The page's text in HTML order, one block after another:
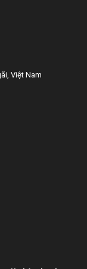
tư trong lĩnh
Bộ trưởng Bộ Tài
và ngân sách
ký gỉao dịch bảo
Việt Nam